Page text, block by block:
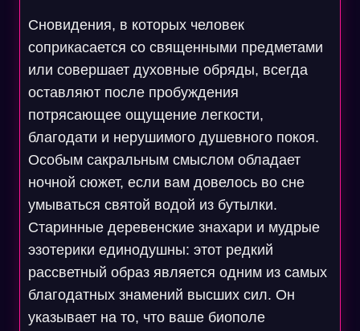
Сновидения, в которых человек
соприкасается со священными предметами
или совершает духовные обряды, всегда
оставляют после пробуждения
потрясающее ощущение легкости,
благодати и нерушимого душевного покоя.
Особым сакральным смыслом обладает
ночной сюжет, если вам довелось во сне
умываться святой водой из бутылки.
Старинные деревенские знахари и мудрые
эзотерики единодушны: этот редкий
рассветный образ является одним из самых
благодатных знамений высших сил. Он
указывает на то, что ваше биополе